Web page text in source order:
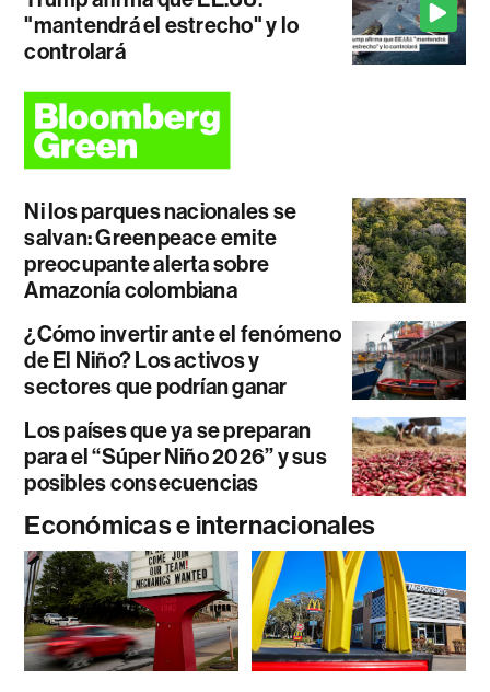
"mantendrá el estrecho" y lo
controlará
Ni los parques nacionales se
salvan: Greenpeace emite
preocupante alerta sobre
Amazonía colombiana
¿Cómo invertir ante el fenómeno
de El Niño? Los activos y
sectores que podrían ganar
Los países que ya se preparan
para el “Súper Niño 2026” y sus
posibles consecuencias
Económicas e internacionales